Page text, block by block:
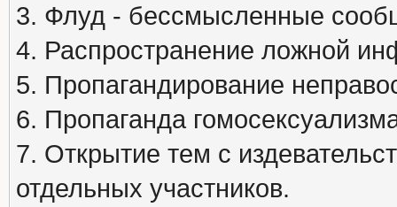
3. Флуд - бессмысленные
4. Распространение ложной
5. Пропагандирование
6. Пропаганда
7. Открытие тем с
отдельных участников.